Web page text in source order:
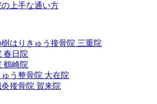
上手な通い方
はりきゅう接骨院 三重院
春日院
鶴崎院
う整骨院 大在院
接骨院 賀来院